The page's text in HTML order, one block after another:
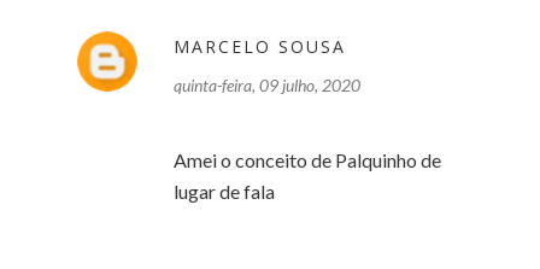
MARCELO SOUSA
quinta-feira, 09 julho, 2020
Amei o conceito de Palquinho de
lugar de fala